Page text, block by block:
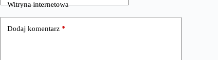
Witryna internetowa
Dodaj komentarz *